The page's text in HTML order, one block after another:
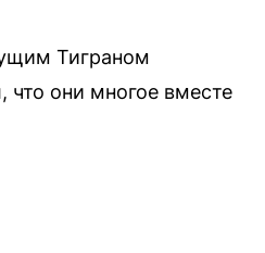
Тиграном
они многое вместе